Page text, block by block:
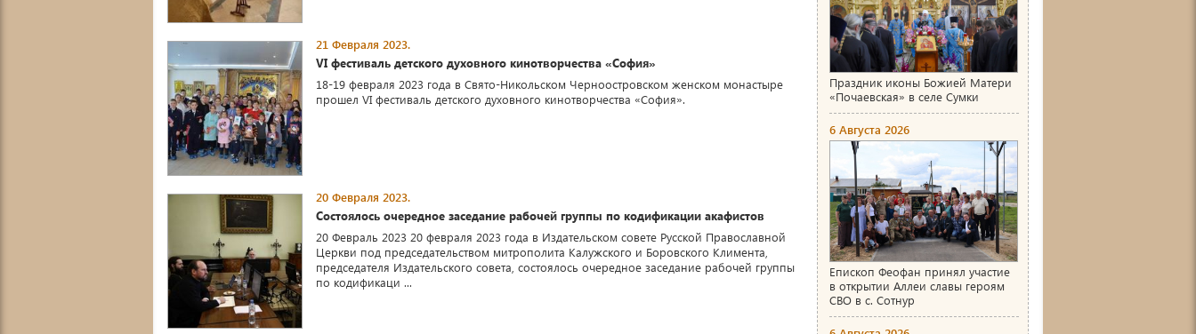
21 Февраля 2023.
VI фестиваль детского духовного кинотворчества «София»
18-19 февраля 2023 года в Свято-Никольском Черноостровском женском монастыре
прошел VI фестиваль детского духовного кинотворчества «София».
20 Февраля 2023.
Состоялось очередное заседание рабочей группы по кодификации акафистов
20 Февраль 2023 20 февраля 2023 года в Издательском совете Русской Православной
Церкви под председательством митрополита Калужского и Боровского Климента,
председателя Издательского совета, состоялось очередное заседание рабочей группы
по кодификаци ...
Праздник иконы Божией Матери
«Почаевская» в селе Сумки
6 Августа 2026
Епископ Феофан принял участие
в открытии Аллеи славы героям
СВО в с. Сотнур